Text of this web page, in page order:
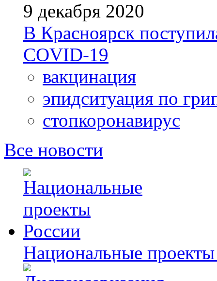
9 декабря 2020
В Красноярск
COVID-19
вакцинация
эпидситуация по
стопкоронавирус
Все новости
Национальные